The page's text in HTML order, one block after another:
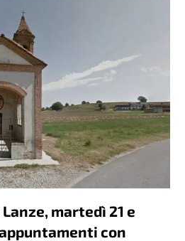
martedì 21 e
con